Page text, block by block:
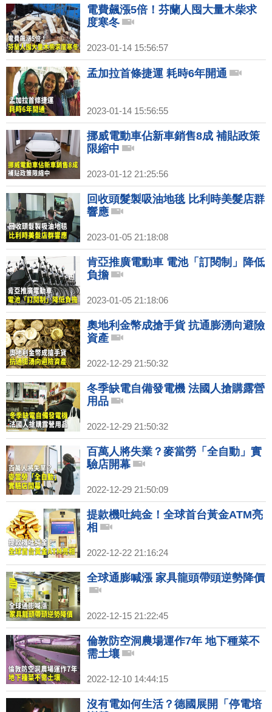
電費飆漲5倍！芬蘭人囤大量木柴求
度寒冬
2023-01-14 15:56:57
孟加拉首條捷運 耗時6年開通
2023-01-14 15:56:55
挪威電動車佔新車銷售8成 補貼政策
限縮中
2023-01-12 21:25:56
回收頭髮製吸油地毯 比利時美髮店群
響應
2023-01-05 21:18:08
肯亞推廣電動車 電池「訂閱制」降低
負擔
2023-01-05 21:18:06
奧地利金幣成搶手貨 抗通膨湧向避險
資產
2022-12-29 21:50:32
冬季缺電自備發電機 法國人搶購露營
用品
2022-12-29 21:50:32
百萬人將失業？麥當勞「全自動」實
驗店開幕
2022-12-29 21:50:09
提款機吐純金！全球首台黃金ATM亮
相
2022-12-22 21:16:24
全球通膨喊漲 家具龍頭帶頭逆勢降價
2022-12-15 21:22:45
倫敦防空洞農場運作7年 地下種菜不
需土壤
2022-12-10 14:44:15
沒有電如何生活？德國展開「停電培